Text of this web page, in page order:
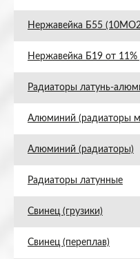
Нержавейка Б55
Нержавейка Б19 от 11%
Радиаторы латунь-
Алюминий (радиаторы
Алюминий (радиаторы)
Радиаторы латунные
Свинец (грузики)
Свинец (переплав)